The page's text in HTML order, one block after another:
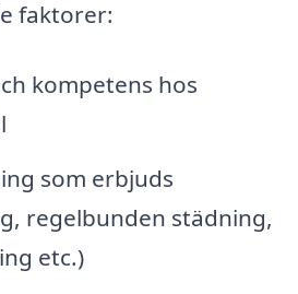
faktorer:
kompetens hos
som erbjuds
regelbunden städning,
etc.)